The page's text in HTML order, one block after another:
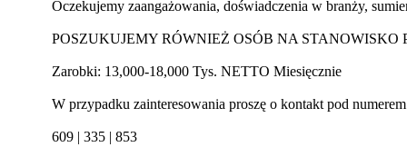
Oczekujemy zaangażowania, doświadczenia w branży,
POSZUKUJEMY RÓWNIEŻ OSÓB NA
Zarobki: 13,000-18,000 Tys. NETTO Miesięcznie
W przypadku zainteresowania proszę o kontakt pod
609 | 335 | 853